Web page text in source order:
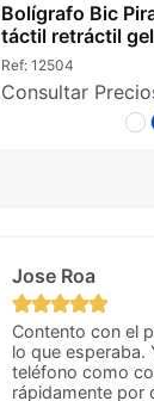
Bolígrafo Bic
táctil retráctil
Ref: 12504
Consultar
Jose Roa
Contento con el
lo que esperaba.
teléfono como
rápidamente por